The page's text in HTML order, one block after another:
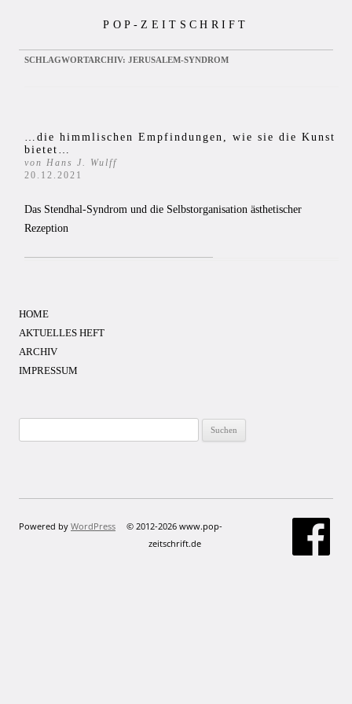
POP-ZEITSCHRIFT
SCHLAGWORTARCHIV: JERUSALEM-SYNDROM
…die himmlischen Empfindungen, wie sie die Kunst
bietet…
von Hans J. Wulff
20.12.2021
Das Stendhal-Syndrom und die Selbstorganisation ästhetischer
Rezeption
HOME
AKTUELLES HEFT
ARCHIV
IMPRESSUM
nach:
Powered by WordPress
© 2012-2026 www.pop-
zeitschrift.de